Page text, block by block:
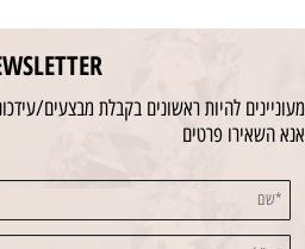
מעוניינים להיות ראשונים בקבלת מבצעים/
אנא השאירו פרטים